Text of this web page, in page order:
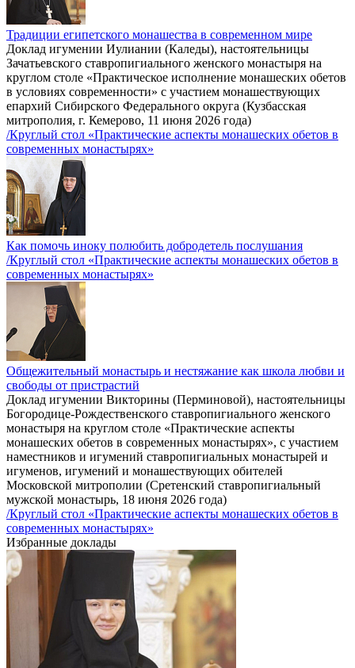
Традиции египетского монашества в современном мире
Доклад игумении Иулиании (Каледы), настоятельницы
Зачатьевского ставропигиального женского монастыря на
круглом столе «Практическое исполнение монашеских обетов
в условиях современности» с участием монашествующих
епархий Сибирского Федерального округа (Кузбасская
митрополия, г. Кемерово, 11 июня 2026 года)
/Круглый стол «Практические аспекты монашеских обетов в
современных монастырях»
Как помочь иноку полюбить добродетель послушания
/Круглый стол «Практические аспекты монашеских обетов в
современных монастырях»
Общежительный монастырь и нестяжание как школа любви и
свободы от пристрастий
Доклад игумении Викторины (Перминовой), настоятельницы
Богородице-Рождественского ставропигиального женского
монастыря на круглом столе «Практические аспекты
монашеских обетов в современных монастырях», с участием
наместников и игумений ставропигиальных монастырей и
игуменов, игумений и монашествующих обителей
Московской митрополии (Сретенский ставропигиальный
мужской монастырь, 18 июня 2026 года)
/Круглый стол «Практические аспекты монашеских обетов в
современных монастырях»
Избранные доклады